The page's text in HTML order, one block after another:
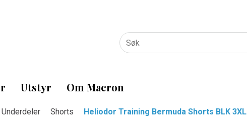
Utstyr Om Macron
Underdeler Shorts Heliodor Training Bermuda Shorts BLK 3XL